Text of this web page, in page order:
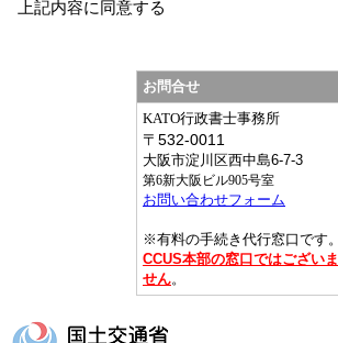
お問合せ
KATO行政書士事務所
〒 532-0011
大阪市淀川区西中島6-7-3
第6新大阪ビル905号室
お問い合わせフォーム
※有料の手続き代行窓口です。
CCUS本部の窓口ではございま
せん。